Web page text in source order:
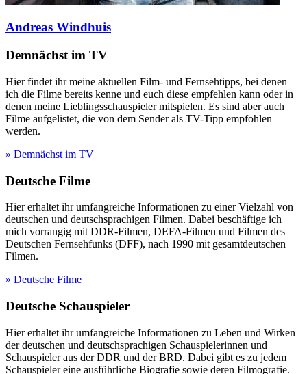
Andreas Windhuis
Demnächst im TV
Hier findet ihr meine aktuellen Film- und Fernsehtipps, bei denen
ich die Filme bereits kenne und euch diese empfehlen kann oder in
denen meine Lieblingsschauspieler mitspielen. Es sind aber auch
Filme aufgelistet, die von dem Sender als TV-Tipp empfohlen
werden.
» Demnächst im TV
Deutsche Filme
Hier erhaltet ihr umfangreiche Informationen zu einer Vielzahl von
deutschen und deutschsprachigen Filmen. Dabei beschäftige ich
mich vorrangig mit DDR-Filmen, DEFA-Filmen und Filmen des
Deutschen Fernsehfunks (DFF), nach 1990 mit gesamtdeutschen
Filmen.
» Deutsche Filme
Deutsche Schauspieler
Hier erhaltet ihr umfangreiche Informationen zu Leben und Wirken
der deutschen und deutschsprachigen Schauspielerinnen und
Schauspieler aus der DDR und der BRD. Dabei gibt es zu jedem
Schauspieler eine ausführliche Biografie sowie deren Filmografie.